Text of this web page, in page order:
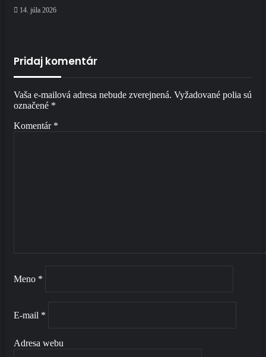
14. júla 2026
Pridaj komentár
Vaša e-mailová adresa nebude zverejnená. Vyžadované polia sú
označené *
Komentár *
Meno *
E-mail *
Adresa webu